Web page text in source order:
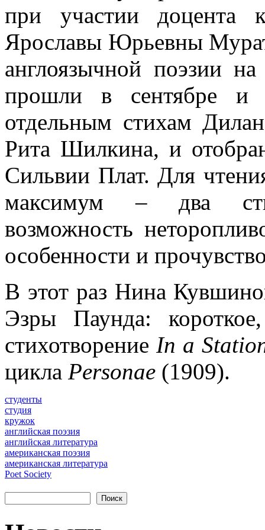
при участии доцента
Ярославы Юрьевны
англоязычной поэзии
прошли в сентябре и
отдельным стихам
Рита Шилкина, и
Сильвии Плат. Для
максимум – два
возможность
особенности и
В этот раз Нина
Эзры Паунда:
стихотворение In a
цикла Personae (1909).
студенты
студия
кружок
английская поэзия
английская литература
американская поэзия
американская литература
Poet Society
Форма поиска